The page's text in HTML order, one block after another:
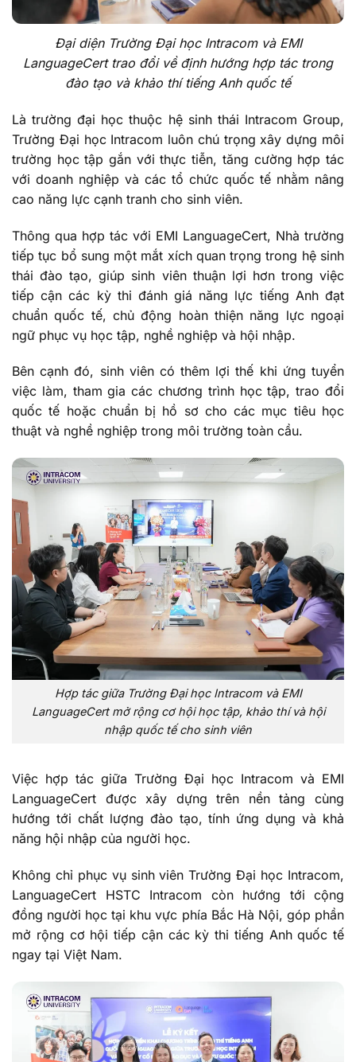
Đại diện Trường Đại học Intracom và EMI
LanguageCert trao đổi về định hướng hợp tác trong
đào tạo và khảo thí tiếng Anh quốc tế
Là trường đại học thuộc hệ sinh thái Intracom Group,
Trường Đại học Intracom luôn chú trọng xây dựng môi
trường học tập gắn với thực tiễn, tăng cường hợp tác
với doanh nghiệp và các tổ chức quốc tế nhằm nâng
cao năng lực cạnh tranh cho sinh viên.
Thông qua hợp tác với EMI LanguageCert, Nhà trường
tiếp tục bổ sung một mắt xích quan trọng trong hệ sinh
thái đào tạo, giúp sinh viên thuận lợi hơn trong việc
tiếp cận các kỳ thi đánh giá năng lực tiếng Anh đạt
chuẩn quốc tế, chủ động hoàn thiện năng lực ngoại
ngữ phục vụ học tập, nghề nghiệp và hội nhập.
Bên cạnh đó, sinh viên có thêm lợi thế khi ứng tuyển
việc làm, tham gia các chương trình học tập, trao đổi
quốc tế hoặc chuẩn bị hồ sơ cho các mục tiêu học
thuật và nghề nghiệp trong môi trường toàn cầu.
Hợp tác giữa Trường Đại học Intracom và EMI
LanguageCert mở rộng cơ hội học tập, khảo thí và hội
nhập quốc tế cho sinh viên
Việc hợp tác giữa Trường Đại học Intracom và EMI
LanguageCert được xây dựng trên nền tảng cùng
hướng tới chất lượng đào tạo, tính ứng dụng và khả
năng hội nhập của người học.
Không chỉ phục vụ sinh viên Trường Đại học Intracom,
LanguageCert HSTC Intracom còn hướng tới cộng
đồng người học tại khu vực phía Bắc Hà Nội, góp phần
mở rộng cơ hội tiếp cận các kỳ thi tiếng Anh quốc tế
ngay tại Việt Nam.